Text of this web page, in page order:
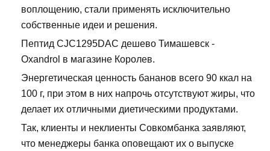
воплощению, стали применять исключительно
собственные идеи и решения.
Пептид CJC1295DAC дешево Тимашевск -
Oxandrol в магазине Королев.
Энергетическая ценность бананов всего 90 ккал на
100 г, при этом в них напрочь отсутствуют жиры, что
делает их отличными диетическими продуктами.
Так, клиенты и неклиенты Совкомбанка заявляют,
что менеджеры банка оповещают их о выпуске